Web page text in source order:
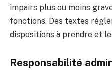
impairs plus ou moins
fonctions. Des textes
dispositions à prendre et
Responsabilité